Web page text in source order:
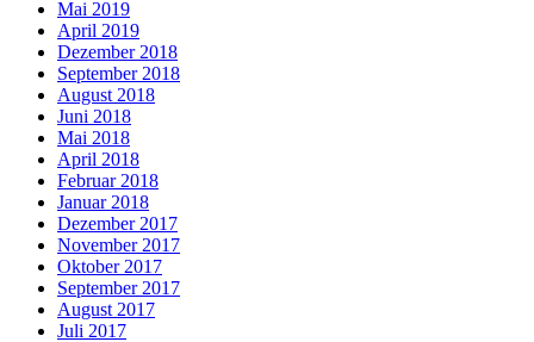
Mai 2019
April 2019
Dezember 2018
September 2018
August 2018
Juni 2018
Mai 2018
April 2018
Februar 2018
Januar 2018
Dezember 2017
November 2017
Oktober 2017
September 2017
August 2017
Juli 2017